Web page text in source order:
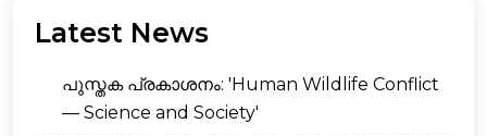
Latest News
പുസ്തക പ്രകാശനം: 'Human Wildlife Conflict
— Science and Society'